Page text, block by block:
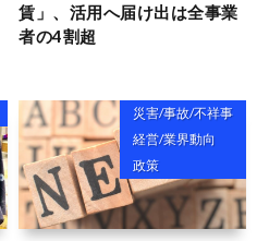
賃」、活用へ届け出は全事業
者の4割超
災害/事故/不祥事
経営/業界動向
政策